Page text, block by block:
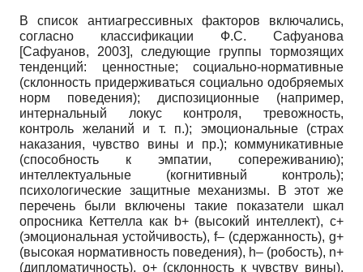
В список антиагрессивных факторов включались,
согласно классификации Ф.С. Сафуанова
[Сафуанов, 2003], следующие группы тормозящих
тенденций: ценностные; социально-нормативные
(склонность придерживаться социально одобряемых
норм поведения); диспозиционные (например,
интернальный локус контроля, тревожность,
контроль желаний и т. п.); эмоциональные (страх
наказания, чувство вины и пр.); коммуникативные
(способность к эмпатии, сопереживанию);
интеллектуальные (когнитивный контроль);
психологические защитные механизмы. В этот же
перечень были включены такие показатели шкал
опросника Кеттелла как b+ (высокий интеллект), c+
(эмоциональная устойчивость), f– (сдержанность), g+
(высокая нормативность поведения), h– (робость), n+
(дипломатичность), o+ (склонность к чувству вины),